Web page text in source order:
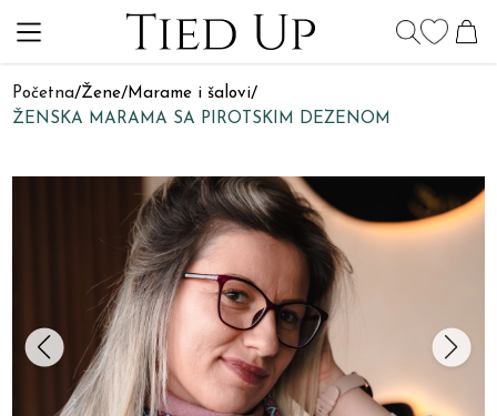
Početna/Žene/Marame i šalovi/
ŽENSKA MARAMA SA PIROTSKIM DEZENOM